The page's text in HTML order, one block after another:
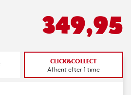
349,95
CLICK&COLLECT
Afhent efter 1 time